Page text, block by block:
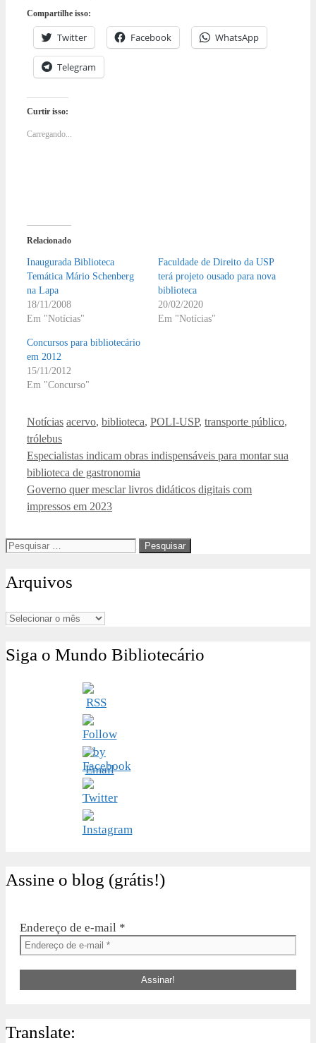
Compartilhe isso:
Twitter Facebook WhatsApp
Telegram
Curtir isso:
Carregando...
Relacionado
Inaugurada Biblioteca
Temática Mário Schenberg
na Lapa
18/11/2008
Em "Notícias"
Faculdade de Direito da USP
terá projeto ousado para nova
biblioteca
20/02/2020
Em "Notícias"
Concursos para bibliotecário
em 2012
15/11/2012
Em "Concurso"
Categorias
Notícias Tags
acervo, biblioteca, POLI-USP, transporte público,
trólebus
Especialistas indicam obras indispensáveis para montar sua
biblioteca de gastronomia
Governo quer mesclar livros didáticos digitais com
impressos em 2023
Pesquisar
Arquivos
Arquivos
Siga o Mundo Bibliotecário
Assine o blog (grátis!)
Endereço de e-mail *
Translate: